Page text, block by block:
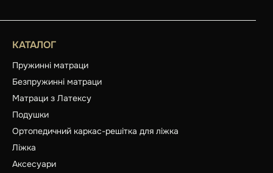
КАТАЛОГ
Пружинні матраци
Безпружинні матраци
Матраци з Латексу
Подушки
Ортопедичний каркас-решітка для ліжка
Ліжка
Аксесуари